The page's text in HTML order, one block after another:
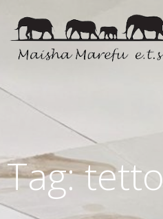
Tag: tetto